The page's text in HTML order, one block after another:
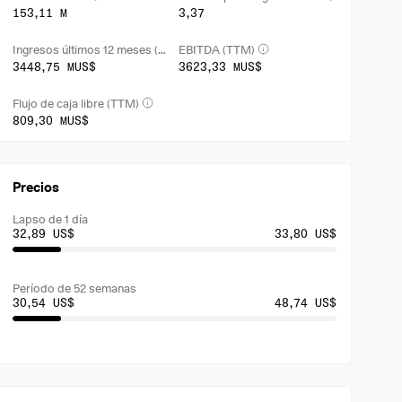
153,11 M
3,37
Ingresos últimos 12 meses (TTM)
3448,75 MUS$
EBITDA (TTM)
3623,33 MUS$
Flujo de caja libre (TTM)
809,30 MUS$
Precios
Lapso de 1 día
32,89 US$
33,80 US$
Período de 52 semanas
30,54 US$
48,74 US$